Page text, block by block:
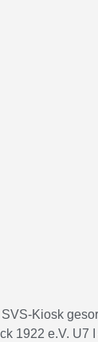
Kiosk
1922 e.V. U7